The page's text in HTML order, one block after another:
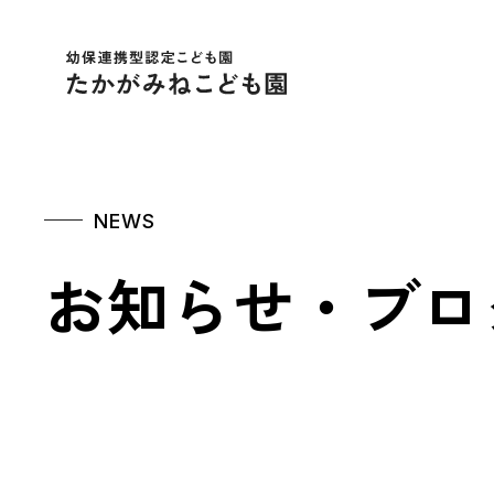
幼保連携型認定こど
NEWS
お知らせ・ブ